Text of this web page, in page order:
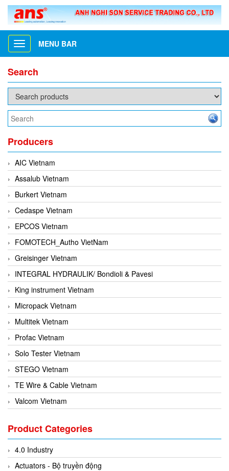
Toggle
navigation
MENU BAR
Search
Producers
AIC Vietnam
Assalub Vietnam
Burkert Vietnam
Cedaspe Vietnam
EPCOS Vietnam
FOMOTECH_Autho VietNam
Greisinger Vietnam
INTEGRAL HYDRAULIK/ Bondioli & Pavesi
King instrument Vietnam
Micropack Vietnam
Multitek Vietnam
Profac Vietnam
Solo Tester Vietnam
STEGO Vietnam
TE Wire & Cable Vietnam
Valcom Vietnam
3CTEST Vietnam
4B VietNam Vietnam
ABB Vietnam
Product Categories
4.0 Industry
Actuators - Bộ truyền động